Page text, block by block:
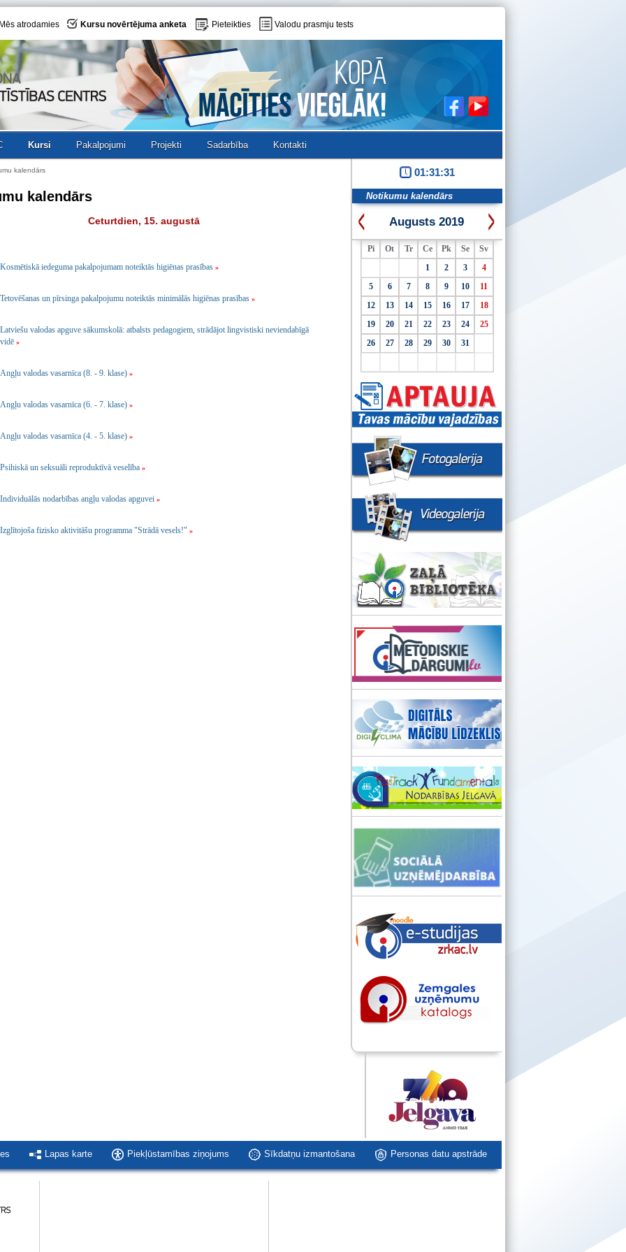
Mēs atrodamies Kursu novērtējuma anketa Pieteikties Valodu prasmju tests
Kursi Pakalpojumi Projekti Sadarbība Kontakti
kalendārs
kalendārs
Ceturtdien, 15. augustā
Kosmētiskā iedeguma pakalpojumam noteiktās higiēnas prasības »
Tetovēšanas un pīrsinga pakalpojumu noteiktās minimālās higiēnas prasības »
Latviešu valodas apguve sākumskolā: atbalsts pedagogiem, strādājot lingvistiski neviendabīgā
vidē »
Angļu valodas vasarnīca (8. - 9. klase) »
Angļu valodas vasarnīca (6. - 7. klase) »
Angļu valodas vasarnīca (4. - 5. klase) »
Psihiskā un seksuāli reproduktīvā veselība »
Individuālās nodarbības angļu valodas apguvei »
Izglītojoša fizisko aktivitāšu programma "Strādā vesels!" »
01:31:32
Notikumu kalendārs
Augusts 2019
Pi Ot Tr Ce Pk Se
Sv
1
2 3
4
5
6 7 8 9 10
11
12
13 14 15 16 17
18
19
20 21 22 23 24
25
26
27 28 29 30 31
Lapas karte Piekļūstamības ziņojums Sīkdatņu izmantošana Personas datu apstrāde